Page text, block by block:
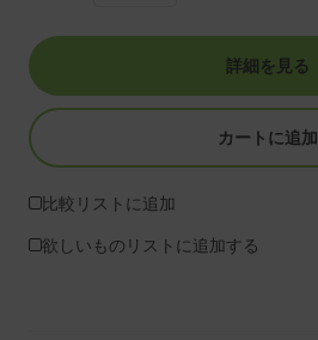
詳細を見る
カートに追加
比較リストに追加
欲しいものリストに追加する